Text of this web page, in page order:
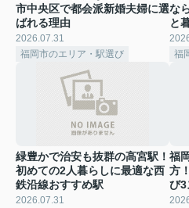
市中央区で都会派新婚夫婦に選
ばれる理由
2026.07.31
福岡市のエリア・駅選び
な
と
福
緑豊かで治安も抜群の高宮駅！
初めての2人暮らしに最適な西
鉄沿線おすすめ駅
2026.07.31
福
方
び3